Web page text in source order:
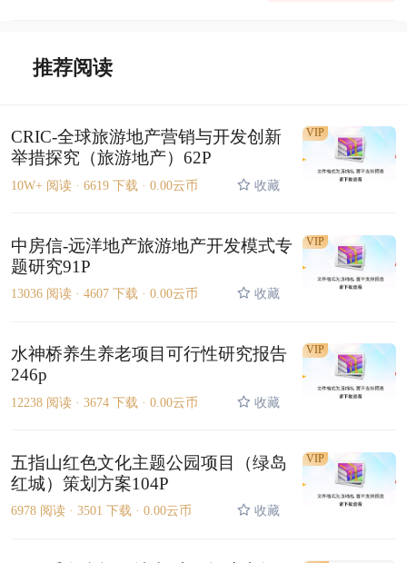
推荐阅读
CRIC-全球旅游地产营销与开发创新
举措探究（旅游地产）62P
10W+ 阅读 · 6619 下载 · 0.00云币 收藏
VIP
中房信-远洋地产旅游地产开发模式专
题研究91P
13036 阅读 · 4607 下载 · 0.00云币 收藏
VIP
水神桥养生养老项目可行性研究报告
246p
12238 阅读 · 3674 下载 · 0.00云币 收藏
VIP
五指山红色文化主题公园项目（绿岛
红城）策划方案104P
6978 阅读 · 3501 下载 · 0.00云币 收藏
VIP